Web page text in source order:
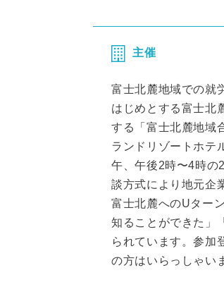
主催
富士北麓地域での就
はじめとする富士北
する「富士北麓地域
ランドリゾートホテ
午、午後2時〜4時の
談方式により地元企
富士北麓へのUター
知ることができた」
られています。参加
の方はいらっしゃい